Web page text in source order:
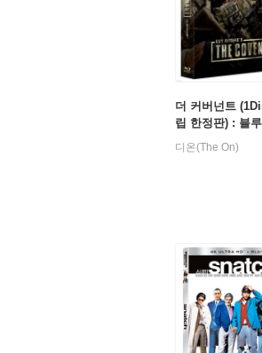
더 커버넌트
립 한정판) : 블
디온(The On)